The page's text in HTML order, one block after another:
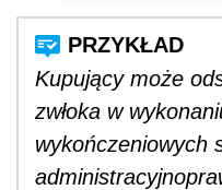
Kupujący może
zwłoka w
wykończeniowych